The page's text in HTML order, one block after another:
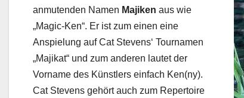
anmutenden Namen Majiken aus wie
„Magic-Ken“. Er ist zum einen eine
Anspielung auf Cat Stevens‘ Tournamen
„Majikat“ und zum anderen lautet der
Vorname des Künstlers einfach Ken(ny).
Cat Stevens gehört auch zum Repertoire